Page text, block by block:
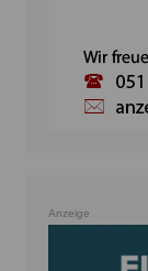
Anzeige